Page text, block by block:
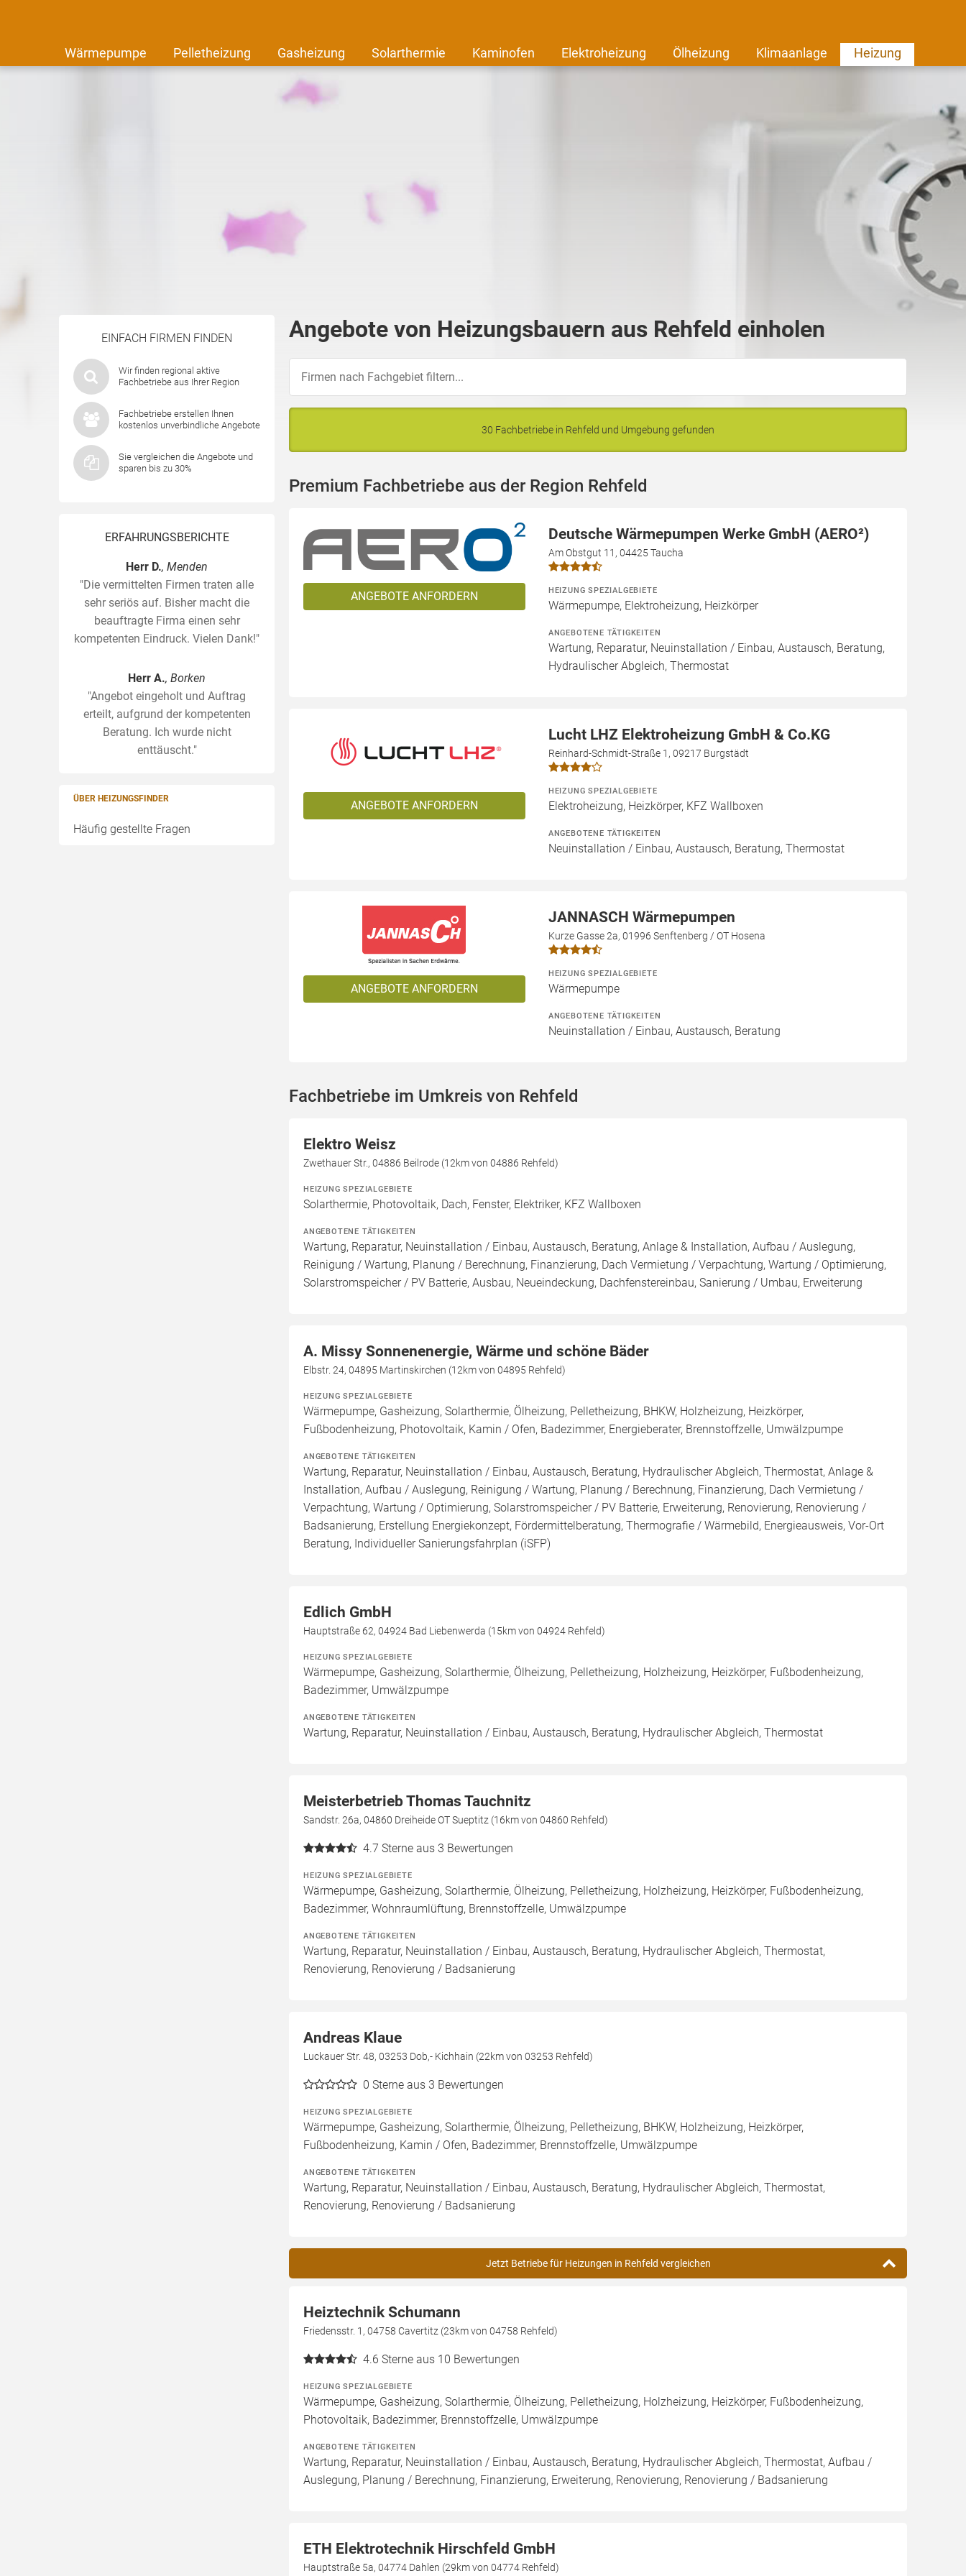
Wärmepumpe Pelletheizung Gasheizung Solarthermie Kaminofen Elektroheizung Ölheizung Klimaanlage Heizung
EINFACH FIRMEN FINDEN
Wir finden regional aktive
Fachbetriebe aus Ihrer Region
Fachbetriebe erstellen Ihnen
kostenlos unverbindliche Angebote
Sie vergleichen die Angebote und
sparen bis zu 30%
ERFAHRUNGSBERICHTE
Herr D., Menden
"Die vermittelten Firmen traten alle
sehr seriös auf. Bisher macht die
beauftragte Firma einen sehr
kompetenten Eindruck. Vielen Dank!"
Herr A., Borken
"Angebot eingeholt und Auftrag
erteilt, aufgrund der kompetenten
Beratung. Ich wurde nicht
enttäuscht."
ÜBER HEIZUNGSFINDER
Häufig gestellte Fragen
Angebote von Heizungsbauern aus Rehfeld einholen
30 Fachbetriebe in Rehfeld und Umgebung gefunden
Premium Fachbetriebe aus der Region Rehfeld
ANGEBOTE ANFORDERN
Deutsche Wärmepumpen Werke GmbH (AERO²)
Am Obstgut 11, 04425 Taucha
HEIZUNG SPEZIALGEBIETE
Wärmepumpe, Elektroheizung, Heizkörper
ANGEBOTENE TÄTIGKEITEN
Wartung, Reparatur, Neuinstallation / Einbau, Austausch, Beratung,
Hydraulischer Abgleich, Thermostat
ANGEBOTE ANFORDERN
Lucht LHZ Elektroheizung GmbH & Co.KG
Reinhard-Schmidt-Straße 1, 09217 Burgstädt
HEIZUNG SPEZIALGEBIETE
Elektroheizung, Heizkörper, KFZ Wallboxen
ANGEBOTENE TÄTIGKEITEN
Neuinstallation / Einbau, Austausch, Beratung, Thermostat
ANGEBOTE ANFORDERN
JANNASCH Wärmepumpen
Kurze Gasse 2a, 01996 Senftenberg / OT Hosena
HEIZUNG SPEZIALGEBIETE
Wärmepumpe
ANGEBOTENE TÄTIGKEITEN
Neuinstallation / Einbau, Austausch, Beratung
Fachbetriebe im Umkreis von Rehfeld
Elektro Weisz
Zwethauer Str., 04886 Beilrode (12km von 04886 Rehfeld)
HEIZUNG SPEZIALGEBIETE
Solarthermie, Photovoltaik, Dach, Fenster, Elektriker, KFZ Wallboxen
ANGEBOTENE TÄTIGKEITEN
Wartung, Reparatur, Neuinstallation / Einbau, Austausch, Beratung, Anlage & Installation, Aufbau / Auslegung,
Reinigung / Wartung, Planung / Berechnung, Finanzierung, Dach Vermietung / Verpachtung, Wartung / Optimierung,
Solarstromspeicher / PV Batterie, Ausbau, Neueindeckung, Dachfenstereinbau, Sanierung / Umbau, Erweiterung
A. Missy Sonnenenergie, Wärme und schöne Bäder
Elbstr. 24, 04895 Martinskirchen (12km von 04895 Rehfeld)
HEIZUNG SPEZIALGEBIETE
Wärmepumpe, Gasheizung, Solarthermie, Ölheizung, Pelletheizung, BHKW, Holzheizung, Heizkörper,
Fußbodenheizung, Photovoltaik, Kamin / Ofen, Badezimmer, Energieberater, Brennstoffzelle, Umwälzpumpe
ANGEBOTENE TÄTIGKEITEN
Wartung, Reparatur, Neuinstallation / Einbau, Austausch, Beratung, Hydraulischer Abgleich, Thermostat, Anlage &
Installation, Aufbau / Auslegung, Reinigung / Wartung, Planung / Berechnung, Finanzierung, Dach Vermietung /
Verpachtung, Wartung / Optimierung, Solarstromspeicher / PV Batterie, Erweiterung, Renovierung, Renovierung /
Badsanierung, Erstellung Energiekonzept, Fördermittelberatung, Thermografie / Wärmebild, Energieausweis, Vor-Ort
Beratung, Individueller Sanierungsfahrplan (iSFP)
Edlich GmbH
Hauptstraße 62, 04924 Bad Liebenwerda (15km von 04924 Rehfeld)
HEIZUNG SPEZIALGEBIETE
Wärmepumpe, Gasheizung, Solarthermie, Ölheizung, Pelletheizung, Holzheizung, Heizkörper, Fußbodenheizung,
Badezimmer, Umwälzpumpe
ANGEBOTENE TÄTIGKEITEN
Wartung, Reparatur, Neuinstallation / Einbau, Austausch, Beratung, Hydraulischer Abgleich, Thermostat
Meisterbetrieb Thomas Tauchnitz
Sandstr. 26a, 04860 Dreiheide OT Sueptitz (16km von 04860 Rehfeld)
4.7 Sterne aus 3 Bewertungen
HEIZUNG SPEZIALGEBIETE
Wärmepumpe, Gasheizung, Solarthermie, Ölheizung, Pelletheizung, Holzheizung, Heizkörper, Fußbodenheizung,
Badezimmer, Wohnraumlüftung, Brennstoffzelle, Umwälzpumpe
ANGEBOTENE TÄTIGKEITEN
Wartung, Reparatur, Neuinstallation / Einbau, Austausch, Beratung, Hydraulischer Abgleich, Thermostat,
Renovierung, Renovierung / Badsanierung
Andreas Klaue
Luckauer Str. 48, 03253 Dob,- Kichhain (22km von 03253 Rehfeld)
0 Sterne aus 3 Bewertungen
HEIZUNG SPEZIALGEBIETE
Wärmepumpe, Gasheizung, Solarthermie, Ölheizung, Pelletheizung, BHKW, Holzheizung, Heizkörper,
Fußbodenheizung, Kamin / Ofen, Badezimmer, Brennstoffzelle, Umwälzpumpe
ANGEBOTENE TÄTIGKEITEN
Wartung, Reparatur, Neuinstallation / Einbau, Austausch, Beratung, Hydraulischer Abgleich, Thermostat,
Renovierung, Renovierung / Badsanierung
Jetzt Betriebe für Heizungen in Rehfeld vergleichen
Heiztechnik Schumann
Friedensstr. 1, 04758 Cavertitz (23km von 04758 Rehfeld)
4.6 Sterne aus 10 Bewertungen
HEIZUNG SPEZIALGEBIETE
Wärmepumpe, Gasheizung, Solarthermie, Ölheizung, Pelletheizung, Holzheizung, Heizkörper, Fußbodenheizung,
Photovoltaik, Badezimmer, Brennstoffzelle, Umwälzpumpe
ANGEBOTENE TÄTIGKEITEN
Wartung, Reparatur, Neuinstallation / Einbau, Austausch, Beratung, Hydraulischer Abgleich, Thermostat, Aufbau /
Auslegung, Planung / Berechnung, Finanzierung, Erweiterung, Renovierung, Renovierung / Badsanierung
ETH Elektrotechnik Hirschfeld GmbH
Hauptstraße 5a, 04774 Dahlen (29km von 04774 Rehfeld)